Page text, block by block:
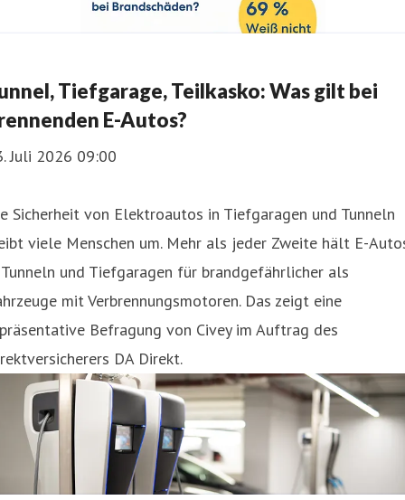
Tiefgarage, Teilkasko: Was gilt bei
E-Autos?
Juli 2026 09:00
Sicherheit von Elektroautos in Tiefgaragen und Tunneln
viele Menschen um. Mehr als jeder Zweite hält E-
und Tiefgaragen für brandgefährlicher als
mit Verbrennungsmotoren. Das zeigt eine
Befragung von Civey im Auftrag des
DA Direkt.